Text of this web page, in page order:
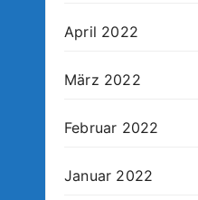
April 2022
März 2022
Februar 2022
Januar 2022